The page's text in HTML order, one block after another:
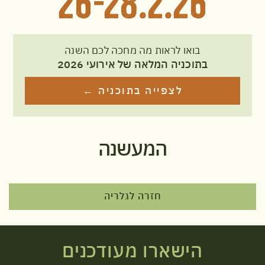
בואו לראות מה מחכה לכם השנה
בתוכניה המלאה של אירועי 2026
לצפייה בתוכניה ←
המעשנה
חזרה לגלריה
הישארו מעודכנים